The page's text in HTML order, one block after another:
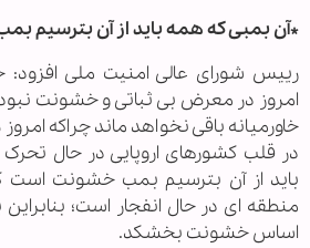
*آن بمبی که همه باید از آن بترسیم
رییس شورای عالی امنیت ملی افزود:
امروز در معرض بی ثباتی و خشونت
خاورمیانه باقی نخواهد ماند چراکه
در قلب کشورهای اروپایی در حال
باید از آن بترسیم بمب خشونت است
منطقه ای در حال انفجار است؛
اساس خشونت بخشکد.